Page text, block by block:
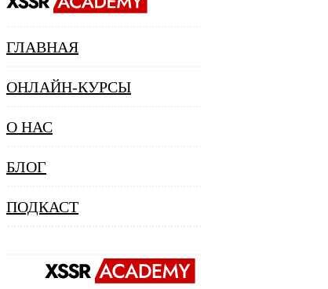
ГЛАВНАЯ
ОНЛАЙН-КУРСЫ
О НАС
БЛОГ
ПОДКАСТ